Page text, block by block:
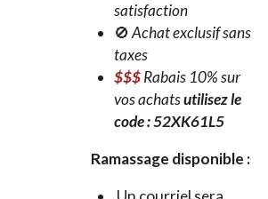
satisfaction
🚫Achat exclusif sans
taxes
$$$Rabais 10% sur
vos achatsutilisez le
code : 52XK61L5
Ramassage disponible :